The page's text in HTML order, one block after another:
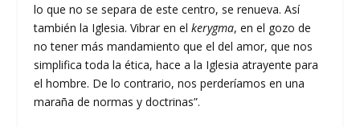
lo que no se separa de este centro, se renueva. Así
también la Iglesia. Vibrar en elkerygma, en el gozo de
no tener más mandamiento que el del amor, que nos
simplifica toda la ética, hace a la Iglesia atrayente para
el hombre. De lo contrario, nos perderíamos en una
maraña de normas y doctrinas”.